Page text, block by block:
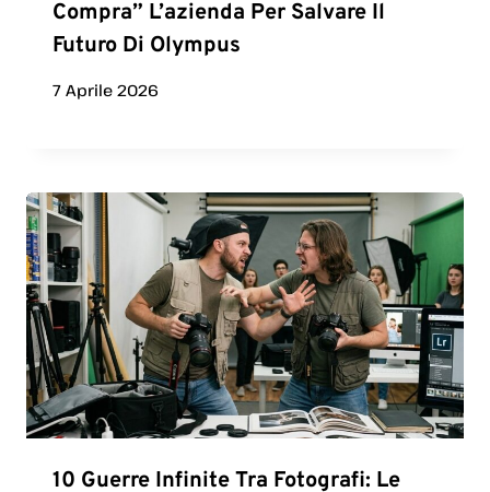
Compra” L’azienda Per Salvare Il
Futuro Di Olympus
7 Aprile 2026
10 Guerre Infinite Tra Fotografi: Le